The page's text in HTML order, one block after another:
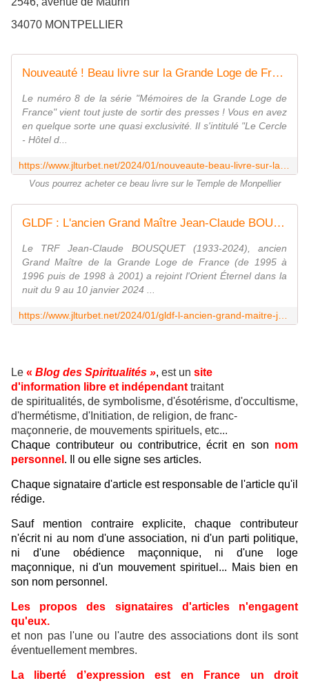
34070 MONTPELLIER
Nouveauté ! Beau livre sur la Grande Loge de France à Montpellier. A vous procurer d'urgence ! - Le Blog des Spiritualités
Le numéro 8 de la série "Mémoires de la Grande Loge de
France" vient tout juste de sortir des presses ! Vous en avez
en quelque sorte une quasi exclusivité. Il s'intitulé "Le Cercle
- Hôtel d...
Vous pourrez acheter ce beau livre sur le Temple de Monpellier
GLDF : L'ancien Grand Maître Jean-Claude BOUSQUET est mort. - Le Blog des Spiritualités
Le TRF Jean-Claude BOUSQUET (1933-2024), ancien
Grand Maître de la Grande Loge de France (de 1995 à
1996 puis de 1998 à 2001) a rejoint l'Orient Éternel dans la
nuit du 9 au 10 janvier 2024 ...
Le « Blog des Spiritualités », est un site
d'information libre et indépendant traitant
de spiritualités, de symbolisme, d'ésotérisme, d'occultisme,
d'hermétisme, d'Initiation, de religion, de franc-
maçonnerie, de mouvements spirituels, etc...
Chaque contributeur ou contributrice, écrit en son nom
personnel . Il ou elle signe ses articles.
Chaque signataire d'article est responsable de l'article qu'il
rédige.
Sauf mention contraire explicite, chaque contributeur
n'écrit ni au nom d'une association, ni d'un parti politique,
ni d'une obédience maçonnique, ni d'une loge
maçonnique, ni d'un mouvement spirituel... Mais bien en
son nom personnel.
Les propos des signataires d'articles n'engagent
qu'eux.
et non pas l'une ou l'autre des associations dont ils sont
éventuellement membres.
La liberté d’expression est en France un droit